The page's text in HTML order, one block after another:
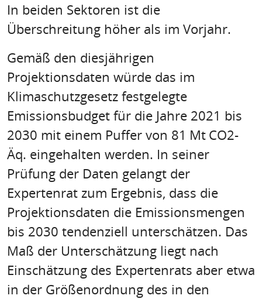
In beiden Sektoren ist die
Überschreitung höher als im Vorjahr.
Gemäß den diesjährigen
Projektionsdaten würde das im
Klimaschutzgesetz festgelegte
Emissionsbudget für die Jahre 2021 bis
2030 mit einem Puffer von 81 Mt CO2-
Äq. eingehalten werden. In seiner
Prüfung der Daten gelangt der
Expertenrat zum Ergebnis, dass die
Projektionsdaten die Emissionsmengen
bis 2030 tendenziell unterschätzen. Das
Maß der Unterschätzung liegt nach
Einschätzung des Expertenrats aber etwa
in der Größenordnung des in den